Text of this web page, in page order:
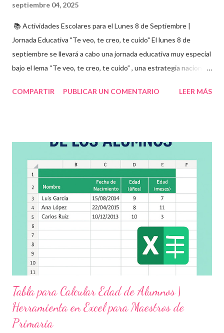
septiembre 04, 2025
📚 Actividades Escolares para el Lunes 8 de Septiembre |
Jornada Educativa "Te veo, te creo, te cuido" El lunes 8 de
septiembre se llevará a cabo una jornada educativa muy especial
bajo el lema “Te veo, te creo, te cuido” , una estrategia nacional
infantil , y promover la convivencia escolar armónica . Desde el
actividades educativas que podrás aplicar fácilmente en tu
grupo, desde preescolar hasta sexto grado de primaria. 🧠
Objetivos clave de la jornada Promover entornos seguros y
afectivos dentro de la comunidad escolar Sensibilizar sobre el
maltrato, acoso escolar y abuso infantil Desarrollar habilidades
como la empatía, la comunicación y el autocuidado Aplicar ...
COMPARTIR PUBLICAR UN COMENTARIO LEER MÁS
Tabla para Calcular Edad de Alumnos |
Herramienta en Excel para Maestros de
Primaria